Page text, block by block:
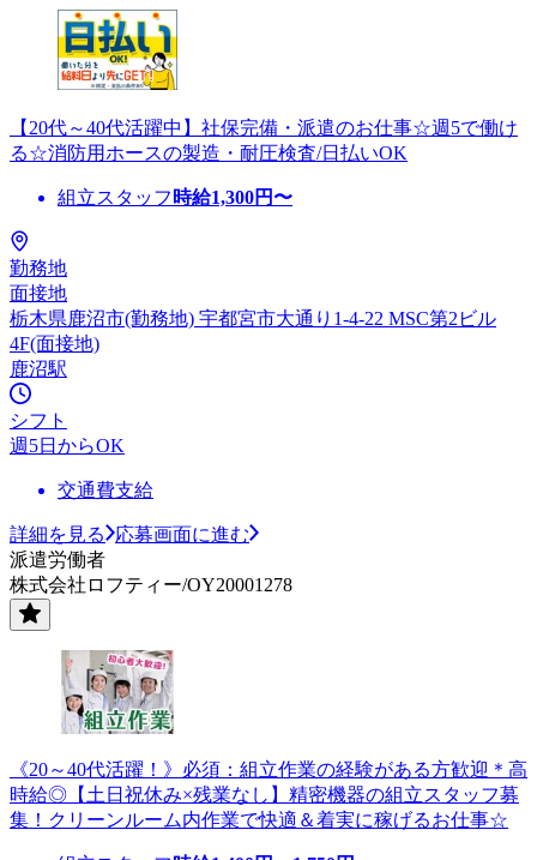
【20代～40代活躍中】社保完備・派遣のお仕事☆週5で働け
る☆消防用ホースの製造・耐圧検査/日払いOK
組立スタッフ 時給1,300円〜
勤務地
面接地
栃木県鹿沼市(勤務地) 宇都宮市大通り1-4-22 MSC第2ビル
4F(面接地)
鹿沼駅
シフト
週5日からOK
交通費支給
詳細を見る
応募画面に進む
派遣労働者
株式会社ロフティー/OY20001278
《20～40代活躍！》必須：組立作業の経験がある方歓迎＊高
時給◎【土日祝休み×残業なし】精密機器の組立スタッフ募
集！クリーンルーム内作業で快適＆着実に稼げるお仕事☆